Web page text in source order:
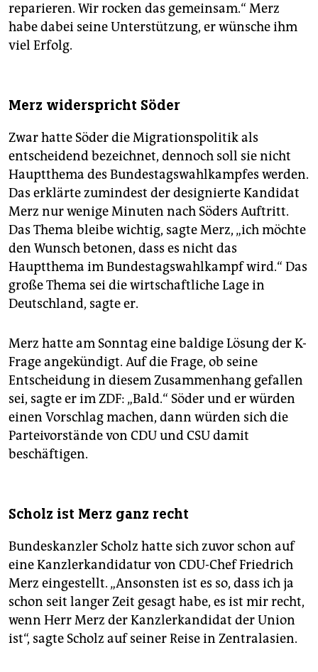
reparieren. Wir rocken das gemeinsam.“ Merz
habe dabei seine Unterstützung, er wünsche ihm
viel Erfolg.
Merz widerspricht Söder
Zwar hatte Söder die Migrationspolitik als
entscheidend bezeichnet, dennoch soll sie nicht
Hauptthema des Bundestagswahlkampfes werden.
Das erklärte zumindest der designierte Kandidat
Merz nur wenige Minuten nach Söders Auftritt.
Das Thema bleibe wichtig, sagte Merz, „ich möchte
den Wunsch betonen, dass es nicht das
Hauptthema im Bundestagswahlkampf wird.“ Das
große Thema sei die wirtschaftliche Lage in
Deutschland, sagte er.
Merz hatte am Sonntag eine baldige Lösung der K-
Frage angekündigt. Auf die Frage, ob seine
Entscheidung in diesem Zusammenhang gefallen
sei, sagte er im ZDF: „Bald.“ Söder und er würden
einen Vorschlag machen, dann würden sich die
Parteivorstände von CDU und CSU damit
beschäftigen.
Scholz ist Merz ganz recht
Bundeskanzler Scholz hatte sich zuvor schon auf
eine Kanzlerkandidatur von CDU-Chef Friedrich
Merz eingestellt. „Ansonsten ist es so, dass ich ja
schon seit langer Zeit gesagt habe, es ist mir recht,
wenn Herr Merz der Kanzlerkandidat der Union
ist“, sagte Scholz auf seiner Reise in Zentralasien.